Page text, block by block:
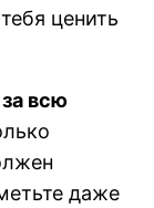
ценить
всю
даже